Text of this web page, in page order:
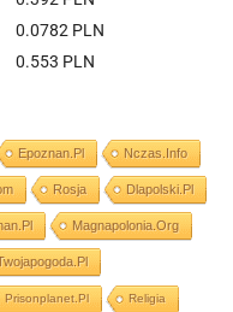
0.0782 PLN
0.553 PLN
Epoznan.pl Nczas.info
Rosja Dlapolski.pl
Magnapolonia.org
Prisonplanet.pl Religia